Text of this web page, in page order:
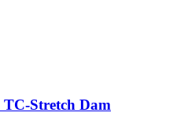
Stretch Dam